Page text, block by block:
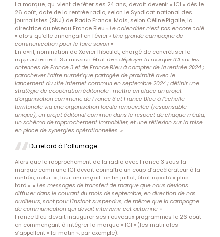
La marque, qui vient de fêter ses 24 ans, devait devenir « ICI » dès le
26 août, date de la rentrée radio, selon le Syndicat national des
journalistes (SNJ) de Radio France. Mais, selon Céline Pigalle, la
directrice du réseau France Bleu « Le calendrier n’est pas encore calé
» alors qu’elle annonçait en févier« Une grande campagne de
communication pour le faire savoir »
En avril, nomination de Xavier Riboulet, chargé de concrétiser le
rapprochement. Sa mission était de« déployer la marque ICI sur les
antennes de France 3 et de France Bleu à compter de la rentrée 2024 ;
parachever l’offre numérique partagée de proximité avec le
lancement du site internet commun en septembre 2024 ; définir une
stratégie de coopération éditoriale ; mettre en place un projet
d’organisation commune de France 3 et France Bleu à l’échelle
territoriale via une organisation locale renouvelée (responsable
unique), un projet éditorial commun dans le respect de chaque média,
un schéma de rapprochement immobilier, et une réflexion sur la mise
en place de synergies opérationnelles. »
Du retard à l’allumage
Alors que le rapprochement de la radio avec France 3 sous la
marque commune ICI devait connaître un coup d’accélérateur à la
rentrée, celui-ci, leur annonçait-on fin juillet, était reporté « plus
tard ».« Les messages de transfert de marque que nous devions
diffuser dans le courant du mois de septembre, en direction de nos
auditeurs, sont pour l’instant suspendus, de même que la campagne
de communication qui devait intervenir cet automne »
France Bleu devait inaugurer ses nouveaux programmes le 26 août
en commençant à intégrer la marque « ICI » (les matinales
s’appellent « Ici matin », par exemple).